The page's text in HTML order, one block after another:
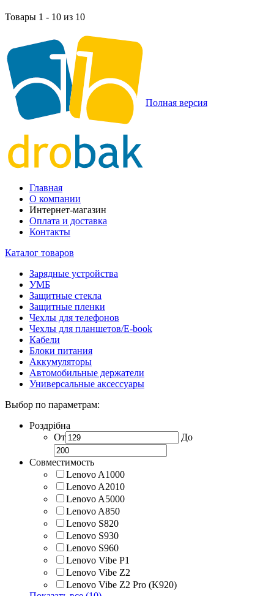
Товары 1 - 10 из 10
Полная версия
Главная
О компании
Интернет-магазин
Оплата и доставка
Контакты
Каталог товаров
Зарядные устройства
УМБ
Защитные стекла
Защитные пленки
Чехлы для телефонов
Чехлы для планшетов/E-book
Кабели
Блоки питания
Аккумуляторы
Автомобильные держатели
Универсальные аксессуары
Выбор по параметрам:
Роздрібна
От
До
Совместимость
Lenovo A1000
Lenovo A2010
Lenovo A5000
Lenovo A850
Lenovo S820
Lenovo S930
Lenovo S960
Lenovo Vibe P1
Lenovo Vibe Z2
Lenovo Vibe Z2 Pro (K920)